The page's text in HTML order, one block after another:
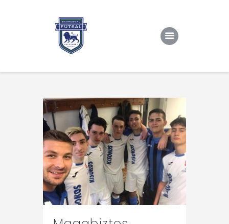
Rólunk/TAO
Eredmények, csapat
Hírek
Kapcsolat